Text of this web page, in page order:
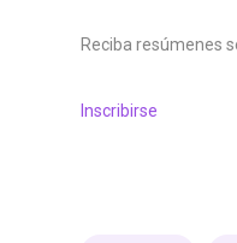
Reciba resúmenes
Inscribirse